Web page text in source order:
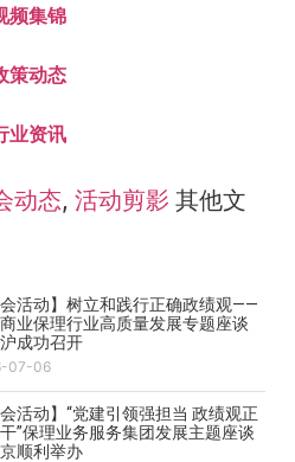
频集锦
策动态
业资讯
动态,活动剪影 其他文
活动】树立和践行正确政绩观——
业保理行业高质量发展专题座谈
成功召开
07-06
活动】“党建引领强担当 政绩观正
”保理业务服务集团发展主题座谈
顺利举办